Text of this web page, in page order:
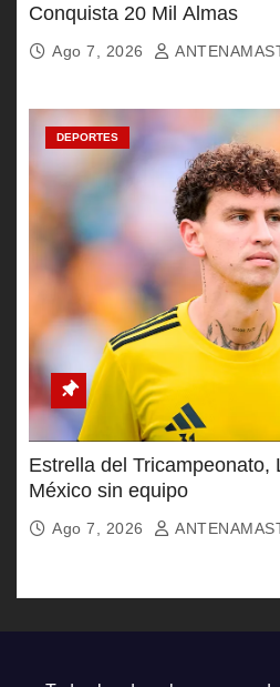
Conquista 20 Mil Almas
Ago 7, 2026
DEPORTES
Estrella del Tricampeonato,
México sin equipo
Ago 7, 2026